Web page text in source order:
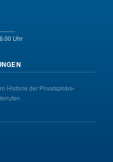
Uhr
Historie der Privatsphäre-